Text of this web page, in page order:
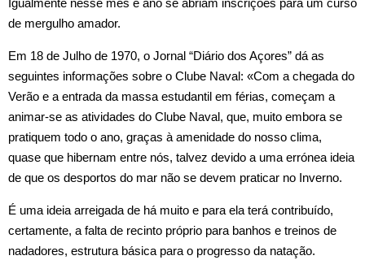
Igualmente nesse mês e ano se abriam inscrições para um curso
de mergulho amador.
Em 18 de Julho de 1970, o Jornal “Diário dos Açores” dá as
seguintes informações sobre o Clube Naval: «Com a chegada do
Verão e a entrada da massa estudantil em férias, começam a
animar‑se as atividades do Clube Naval, que, muito embora se
pratiquem todo o ano, graças à amenidade do nosso clima,
quase que hibernam entre nós, talvez devido a uma errónea ideia
de que os desportos do mar não se devem praticar no Inverno.
É uma ideia arreigada de há muito e para ela terá contribuído,
certamente, a falta de recinto próprio para banhos e treinos de
nadadores, estrutura básica para o progresso da natação.